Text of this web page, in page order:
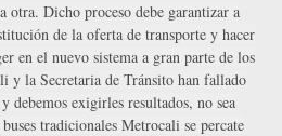
otra. Dicho proceso debe garantizar a
de la oferta de transporte y hacer
en el nuevo sistema a gran parte de los
y la Secretaria de Tránsito han fallado
debemos exigirles resultados, no sea
tradicionales Metrocali se percate